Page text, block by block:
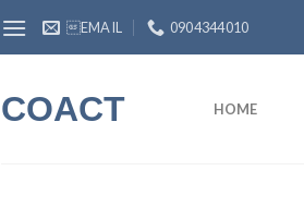
EMAIL 0904344010
COACT HOME